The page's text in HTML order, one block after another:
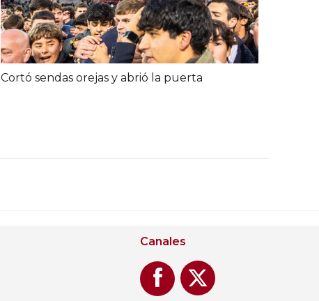
Cortó sendas orejas y abrió la puerta
Canales